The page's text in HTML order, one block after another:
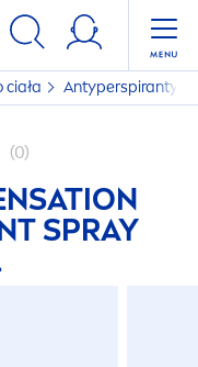
ciała Antyperspiranty
(0)
SPRAY